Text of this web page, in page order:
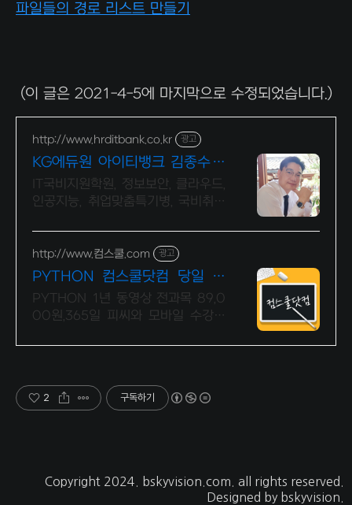
파일들의 경로 리스트 만들기
(이 글은 2021-4-5에 마지막으로 수정되었습니다.)
http://www.hrditbank.co.kr 광고
KG에듀원 아이티뱅크 김종수 2
7년경력전문가 IT취업상담
IT국비지원학원, 정보보안, 클라우드,
인공지능, 취업맞춤특기병, 국비취업
http://www.컴스쿨.com 광고
PYTHON 컴스쿨닷컴 당일 신
청&결제시 기프티콘!
PYTHON 1년 동영상 전과목 89,0
00원,365일 피씨와 모바일 수강가
2 구독하기
Copyright 2024. bskyvision.com . all rights reserved.
Designed by bskyvision.